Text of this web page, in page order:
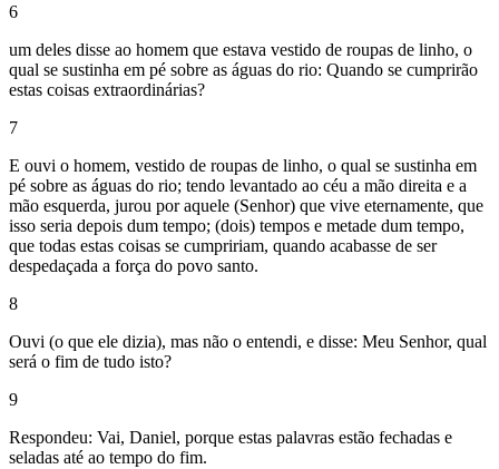
6
um deles disse ao homem que estava vestido de roupas de linho, o
qual se sustinha em pé sobre as águas do rio: Quando se cumprirão
estas coisas extraordinárias?
7
E ouvi o homem, vestido de roupas de linho, o qual se sustinha em
pé sobre as águas do rio; tendo levantado ao céu a mão direita e a
mão esquerda, jurou por aquele (Senhor) que vive eternamente, que
isso seria depois dum tempo; (dois) tempos e metade dum tempo,
que todas estas coisas se cumpririam, quando acabasse de ser
despedaçada a força do povo santo.
8
Ouvi (o que ele dizia), mas não o entendi, e disse: Meu Senhor, qual
será o fim de tudo isto?
9
Respondeu: Vai, Daniel, porque estas palavras estão fechadas e
seladas até ao tempo do fim.